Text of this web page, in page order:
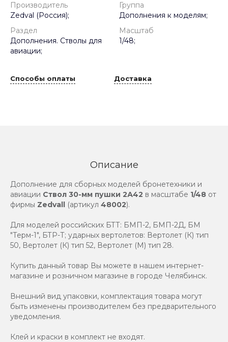
Производитель
Zedval (Россия);
Группа
Дополнения к моделям;
Раздел
Дополнения. Стволы для
авиации;
Масштаб
1/48;
Способы оплаты Доставка
Описание
Дополнение для сборных моделей бронетехники и
авиации Ствол 30-мм пушки 2А42 в масштабе 1/48 от
фирмы Zedvall (артикул 48002).
Для моделей российских БТТ: БМП-2, БМП-2Д, БМ
"Терм-1", БТР-Т; ударных вертолетов: Вертолет (К) тип
50, Вертолет (К) тип 52, Вертолет (М) тип 28.
Купить данный товар Вы можете в нашем интернет-
магазине и розничном магазине в городе Челябинск.
Внешний вид упаковки, комплектация товара могут
быть изменены производителем без предварительного
уведомления.
Клей и краски в комплект не входят.